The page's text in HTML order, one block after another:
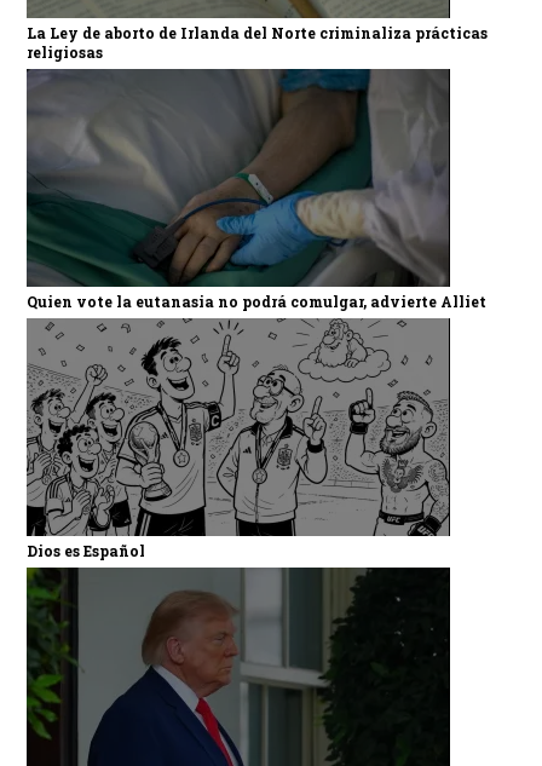
La Ley de aborto de Irlanda del Norte criminaliza prácticas
religiosas
Quien vote la eutanasia no podrá comulgar, advierte Alliet
Dios es Español